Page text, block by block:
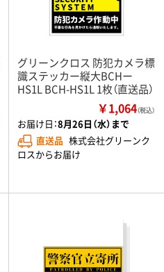
グリーンクロス 防犯カメラ標
識ステッカー縦大BCHー
HS1L BCH-HS1L 1枚（直送品）
￥1,064（税込）
お届け日：8月26日（水）まで
直送品 株式会社グリーンク
ロスからお届け